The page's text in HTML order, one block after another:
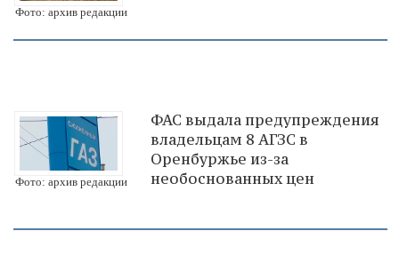
Фото: архив редакции
Фото: архив редакции
ФАС выдала предупреждения
владельцам 8 АГЗС в
Оренбуржье из-за
необоснованных цен